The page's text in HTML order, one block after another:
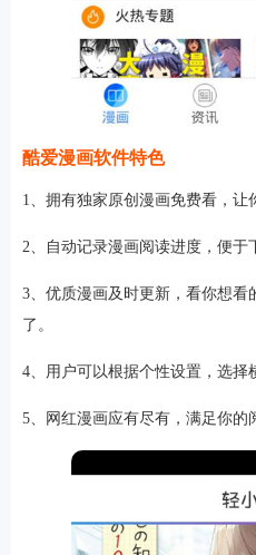
酷爱漫画软件特色
1、拥有独家原创漫画免费看，让
2、自动记录漫画阅读进度，便于
3、优质漫画及时更新，看你想看
了。
4、用户可以根据个性设置，选择
5、网红漫画应有尽有，满足你的